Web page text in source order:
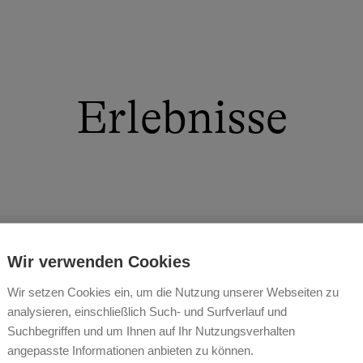
Erlebnisse
im Freien, Ruhelage, Freiraum, Ruheplätze,
Finnische Sauna und Kneipen im
Wir verwenden Cookies
Wir setzen Cookies ein, um die Nutzung unserer Webseiten zu
analysieren, einschließlich Such- und Surfverlauf und
Suchbegriffen und um Ihnen auf Ihr Nutzungsverhalten
angepasste Informationen anbieten zu können.